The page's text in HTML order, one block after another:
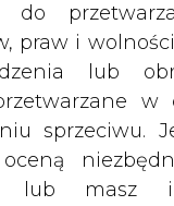
do
praw i
lub
w
sprzeciwu.
lub masz
zasad korzystania
wyślij